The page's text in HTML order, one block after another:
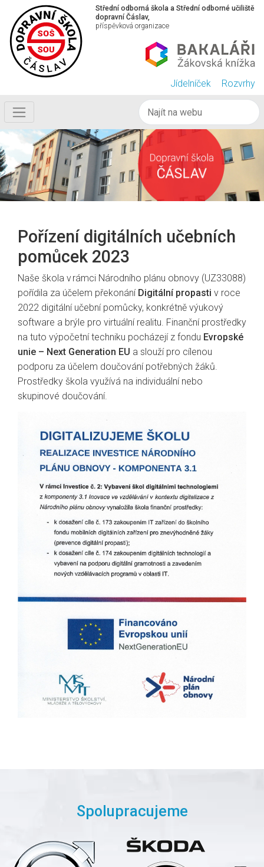
Střední odborná škola a Střední odborné učiliště
dopravní Čáslav,
příspěvková organizace
Jídelníček Rozvrhy
Pořízení digitálních učebních
pomůcek 2023
Naše škola v rámci Národního plánu obnovy (UZ33088)
pořídila za účelem překonání Digitální propasti v roce
2022 digitální učební pomůcky, konkrétně výukový
software a brýle pro virtuální realitu. Finanční prostředky
na tuto výpočetní techniku pocházejí z fondu Evropské
unie – Next Generation EU a slouží pro cílenou
podporu za účelem doučování potřebných žáků.
Prostředky škola využívá na individuální nebo
skupinové doučování.
Spolupracujeme